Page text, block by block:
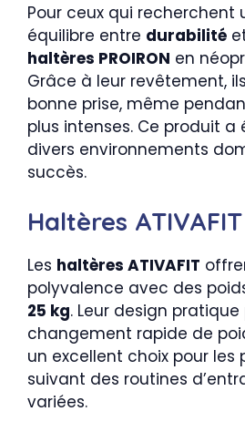
Pour ceux qui recherchent
équilibre entre durabilité
haltères PROIRON en
Grâce à leur revêtement,
bonne prise, même
plus intenses. Ce produit
divers environnements
succès.
Haltères
Les haltères ATIVAFIT
polyvalence avec des
25 kg. Leur design
changement rapide de
un excellent choix pour les
suivant des routines
variées.